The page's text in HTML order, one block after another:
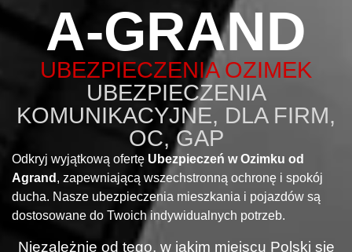
A-GRAND
UBEZPIECZENIA OZIMEK
UBEZPIECZENIA
KOMUNIKACYJNE, DLA FIRM,
OC, GAP
Odkryj wyjątkową ofertę Ubezpieczeń w Ozimku od
Agrand , zapewniającą wszechstronną ochronę i spokój
ducha. Nasze ubezpieczenia mieszkania i pojazdów są
dostosowane do Twoich indywidualnych potrzeb.
Niezależnie od tego, w jakim miejscu Polski się